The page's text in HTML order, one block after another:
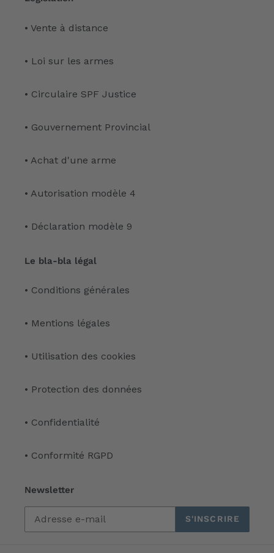
• Vente à distance
• Loi sur les armes
• Circulaire SPF Justice
• Gouvernement Provincial
• Achat d'une arme
• Autorisation modèle 4
• Déclaration modèle 9
Le bla-bla légal
• Conditions générales
• Mentions légales
• Utilisation des cookies
• Protection des données
• Confidentialité
• Conformité RGPD
Newsletter
S'INSCRIRE